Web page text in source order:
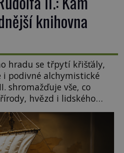
knihovna
hradu se třpytí křišťály,
podivné alchymistické
shromažďuje vše, co
hvězd i lidského
se jeho slavné sbírky
z nich mizí navždy. Kdo
A existují ještě někde
nikdo […]